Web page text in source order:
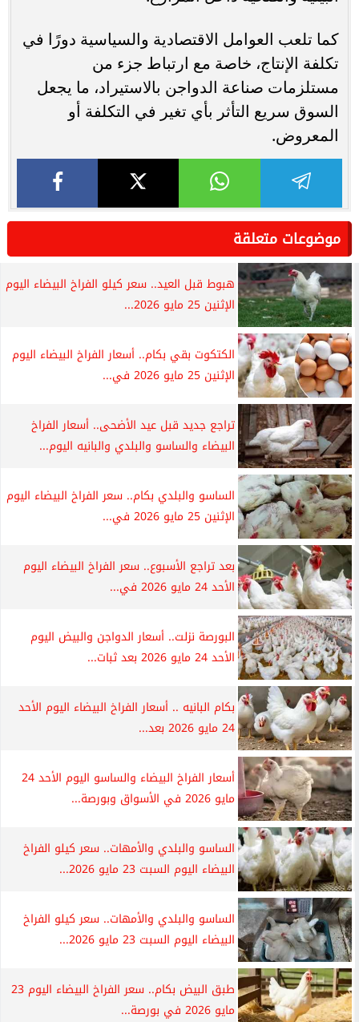
كما تلعب العوامل الاقتصادية والسياسية دورًا في
تكلفة الإنتاج، خاصة مع ارتباط جزء من
مستلزمات صناعة الدواجن بالاستيراد، ما يجعل
السوق سريع التأثر بأي تغير في التكلفة أو
المعروض.
موضوعات متعلقة
هبوط قبل العيد.. سعر كيلو الفراخ البيضاء اليوم
الإثنين 25 مايو 2026...
الكتكوت بقي بكام.. أسعار الفراخ البيضاء اليوم
الإثنين 25 مايو 2026 في...
تراجع جديد قبل عيد الأضحى.. أسعار الفراخ
البيضاء والساسو والبلدي والبانيه اليوم...
الساسو والبلدي بكام.. سعر الفراخ البيضاء اليوم
الإثنين 25 مايو 2026 في...
بعد تراجع الأسبوع.. سعر الفراخ البيضاء اليوم
الأحد 24 مايو 2026 في...
البورصة نزلت.. أسعار الدواجن والبيض اليوم
الأحد 24 مايو 2026 بعد ثبات...
بكام البانيه .. أسعار الفراخ البيضاء اليوم الأحد
24 مايو 2026 بعد...
أسعار الفراخ البيضاء والساسو اليوم الأحد 24
مايو 2026 في الأسواق وبورصة...
الساسو والبلدي والأمهات.. سعر كيلو الفراخ
البيضاء اليوم السبت 23 مايو 2026...
الساسو والبلدي والأمهات.. سعر كيلو الفراخ
البيضاء اليوم السبت 23 مايو 2026...
طبق البيض بكام.. سعر الفراخ البيضاء اليوم 23
مايو 2026 في بورصة...